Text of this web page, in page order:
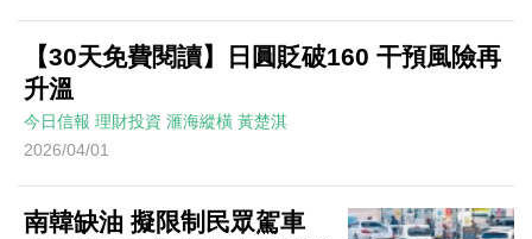
【30天免費閱讀】日圓貶破160 干預風險再
升溫
今日信報 理財投資 滙海縱橫 黃楚淇
2026/04/01
南韓缺油 擬限制民眾駕車